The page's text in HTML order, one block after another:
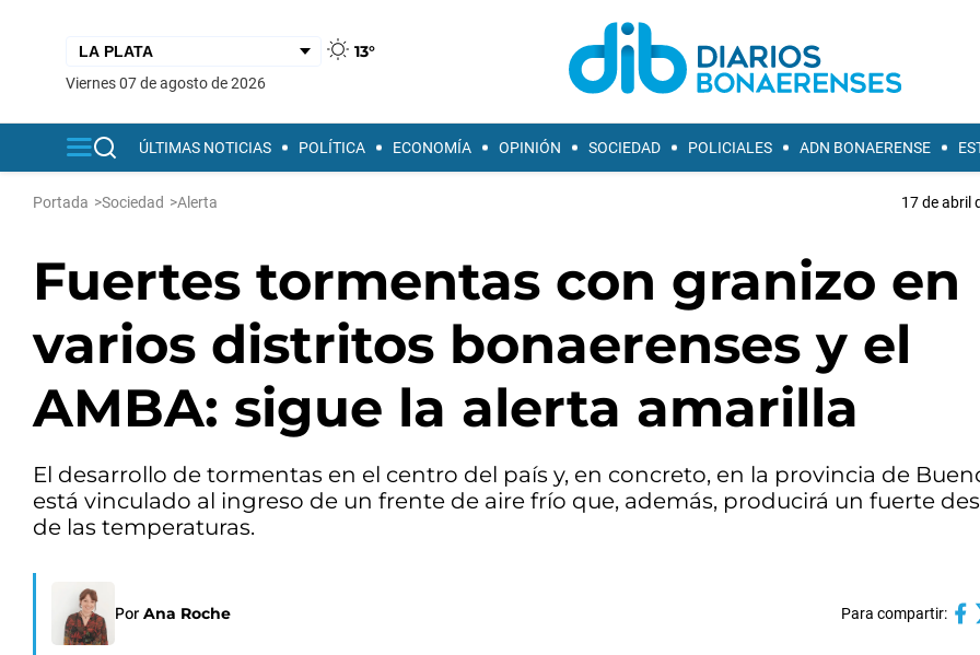
13°
viernes 07 de agosto de 2026
ÚLTIMAS NOTICIAS POLÍTICA ECONOMÍA OPINIÓN SOCIEDAD POLICIALES ADN BONAERENSE
Portada >Sociedad >Alerta 17 de abril
Fuertes tormentas con granizo en
varios distritos bonaerenses y el
AMBA: sigue la alerta amarilla
El desarrollo de tormentas en el centro del país y, en concreto, en la provincia de
está vinculado al ingreso de un frente de aire frío que, además, producirá un fuerte
de las temperaturas.
Por Ana Roche Para compartir: